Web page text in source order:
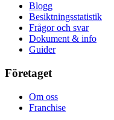
Blogg
Besiktningsstatistik
Frågor och svar
Dokument & info
Guider
Företaget
Om oss
Franchise